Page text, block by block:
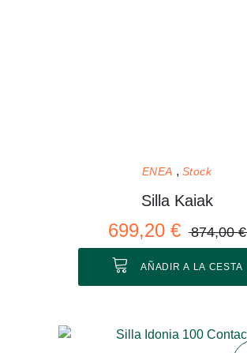
ENEA Stock
Silla Kaiak
699,20 € 874,00 €
AÑADIR A LA CESTA